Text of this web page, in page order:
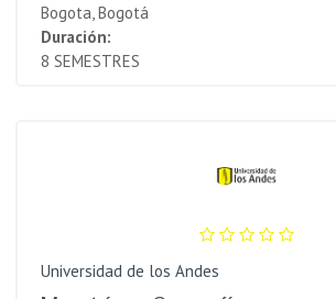
Bogota, Bogotá
Duración:
8 SEMESTRES
Universidad de los Andes